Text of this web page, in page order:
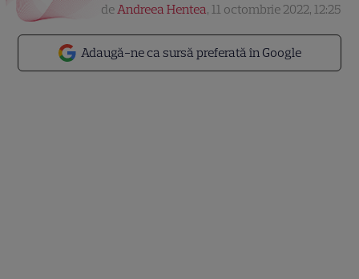
Adaugă-ne ca sursă preferată în Google
deAndreea Hentea, 11 octombrie 2022, 12:25